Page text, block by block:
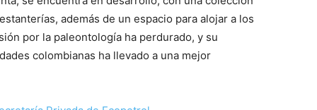
además de un espacio para alojar a los
por la paleontología ha perdurado, y su
colombianas ha llevado a una mejor